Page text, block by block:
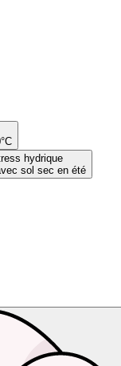
hydrique
sol sec en été